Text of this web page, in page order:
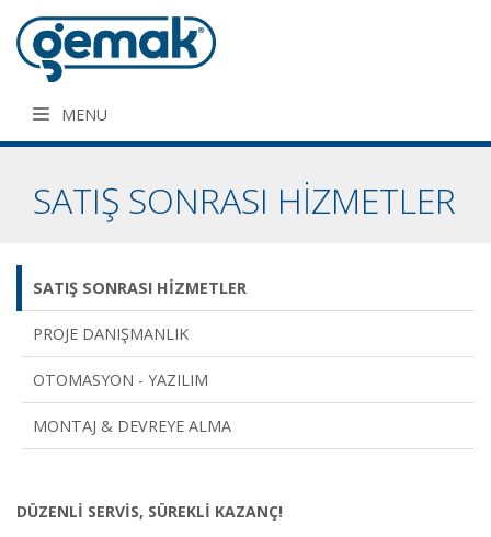
MENU
SATIŞ SONRASI HİZMETLER
SATIŞ SONRASI HİZMETLER
PROJE DANIŞMANLIK
OTOMASYON - YAZILIM
MONTAJ & DEVREYE ALMA
DÜZENLİ SERVİS, SÜREKLİ KAZANÇ!